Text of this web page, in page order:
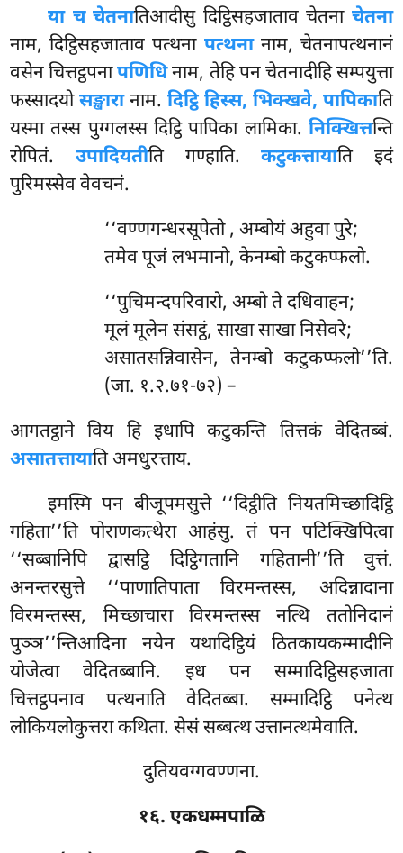
या च चेतनातिआदीसु दिट्ठिसहजाताव चेतना चेतना
नाम, दिट्ठिसहजाताव पत्थना पत्थनानाम, चेतनापत्थनानं
वसेन चित्तट्ठपनापणिधिनाम, तेहि पन चेतनादीहि सम्पयुत्ता
फस्सादयोसङ्खारानाम.दिट्ठि हिस्स, भिक्खवे, पापिकाति
यस्मा तस्स पुग्गलस्स दिट्ठि पापिका लामिका. निक्खित्तन्ति
रोपितं. उपादियतीति गण्हाति.कटुकत्तायाति इदं
पुरिमस्सेव वेवचनं.
‘‘वण्णगन्धरसूपेतो, अम्बोयं अहुवा पुरे;
तमेव पूजं लभमानो, केनम्बो कटुकप्फलो.
‘‘पुचिमन्दपरिवारो, अम्बो ते दधिवाहन;
मूलं मूलेन संसट्ठं, साखा साखा निसेवरे;
असातसन्निवासेन, तेनम्बो कटुकप्फलो’’ति.
(जा. १.२.७१-७२) –
आगतट्ठानेविय हि इधापि कटुकन्ति तित्तकं वेदितब्बं.
असातत्तायाति अमधुरत्ताय.
इमस्मि पन बीजूपमसुत्ते ‘‘दिट्ठीति नियतमिच्छादिट्ठि
गहिता’’ति पोराणकत्थेरा आहंसु. तं पन पटिक्खिपित्वा
‘‘सब्बानिपि द्वासट्ठि दिट्ठिगतानि गहितानी’’ति वुत्तं.
अनन्तरसुत्ते ‘‘पाणातिपाता विरमन्तस्स, अदिन्नादाना
विरमन्तस्स, मिच्छाचारा विरमन्तस्स नत्थि ततोनिदानं
पुञ्ञ’’न्तिआदिना नयेन यथादिट्ठियं ठितकायकम्मादीनि
योजेत्वा वेदितब्बानि. इध पन सम्मादिट्ठिसहजाता
चित्तट्ठपनाव पत्थनाति वेदितब्बा. सम्मादिट्ठि पनेत्थ
लोकियलोकुत्तरा कथिता. सेसं सब्बत्थ उत्तानत्थमेवाति.
दुतियवग्गवण्णना.
१६. एकधम्मपाळि